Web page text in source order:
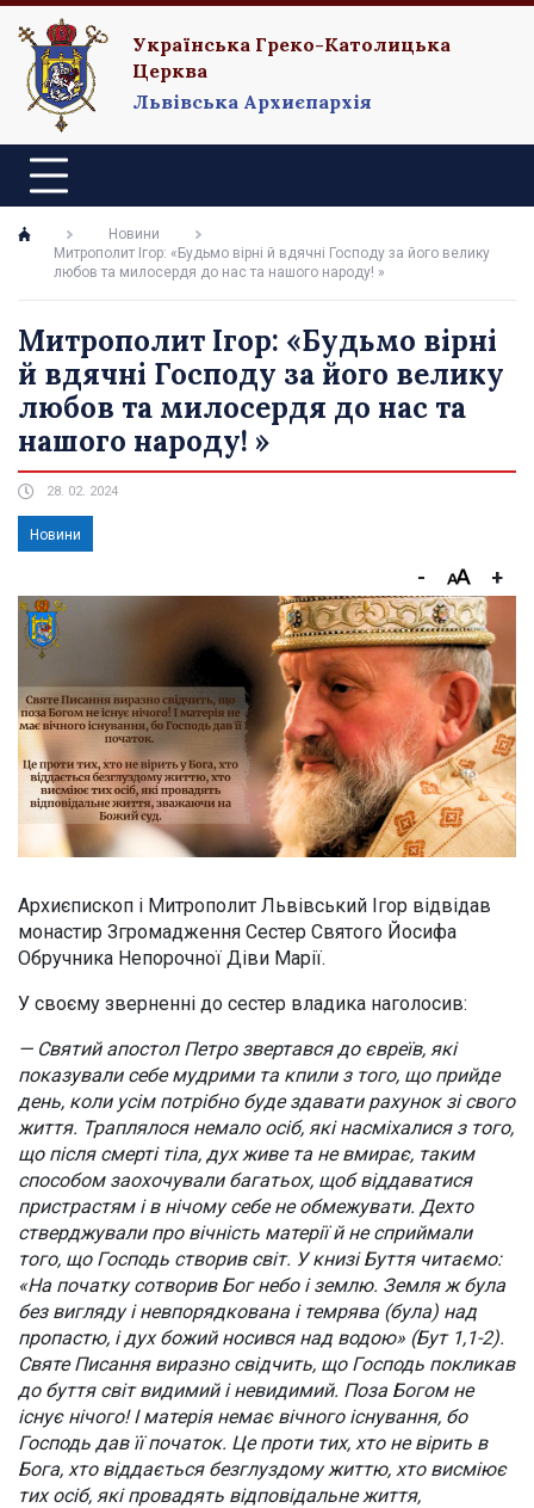
Українська Греко-Католицька
Церква
Львівська Архиєпархія
Новини
Митрополит Ігор: «Будьмо вірні й вдячні Господу за його велику
любов та милосердя до нас та нашого народу! »
Митрополит Ігор: «Будьмо вірні
й вдячні Господу за його велику
любов та милосердя до нас та
нашого народу! »
28. 02. 2024
Новини
- +
Архиєпископ і Митрополит Львівський Ігор відвідав
монастир Згромадження Сестер Святого Йосифа
Обручника Непорочної Діви Марії.
У своєму зверненні до сестер владика наголосив:
— Святий апостол Петро звертався до євреїв, які
показували себе мудрими та кпили з того, що прийде
день, коли усім потрібно буде здавати рахунок зі свого
життя. Траплялося немало осіб, які насміхалися з того,
що після смерті тіла, дух живе та не вмирає, таким
способом заохочували багатьох, щоб віддаватися
пристрастям і в нічому себе не обмежувати. Дехто
стверджували про вічність матерії й не сприймали
того, що Господь створив світ. У книзі Буття читаємо:
«На початку сотворив Бог небо і землю. Земля ж була
без вигляду і невпорядкована і темрява (була) над
пропастю, і дух божий носився над водою» (Бут 1,1-2).
Святе Писання виразно свідчить, що Господь покликав
до буття світ видимий і невидимий. Поза Богом не
існує нічого! І матерія немає вічного існування, бо
Господь дав її початок. Це проти тих, хто не вірить в
Бога, хто віддається безглуздому життю, хто висміює
тих осіб, які провадять відповідальне життя,